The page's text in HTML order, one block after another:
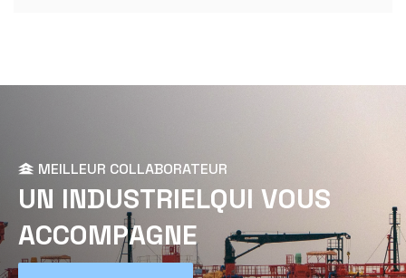
MEILLEUR COLLABORATEUR
UN INDUSTRIELQUI VOUS
ACCOMPAGNE